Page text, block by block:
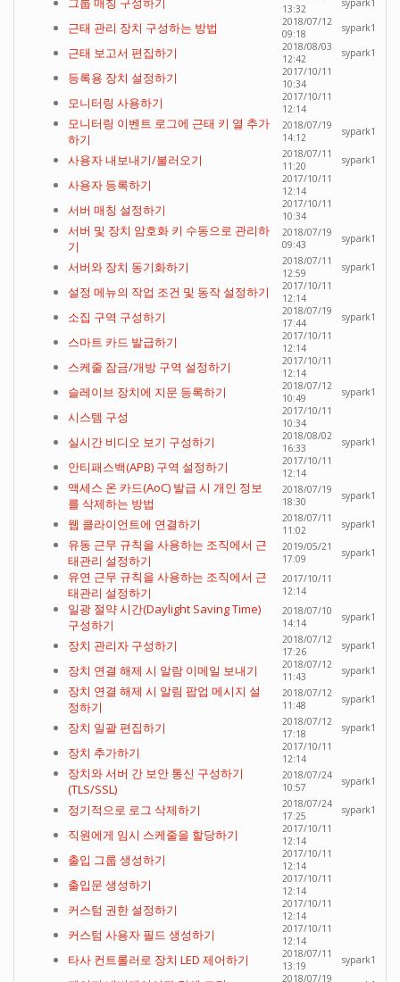
13:32
sypark1
근태 관리 장치 구성하는 방법
2018/07/12
09:18
sypark1
근태 보고서 편집하기
2018/08/03
12:42
sypark1
등록용 장치 설정하기
2017/10/11
10:34
모니터링 사용하기
2017/10/11
12:14
모니터링 이벤트 로그에 근태 키 열 추가
하기
2018/07/19
14:12
sypark1
사용자 내보내기/불러오기
2018/07/11
11:20
sypark1
사용자 등록하기
2017/10/11
12:14
서버 매칭 설정하기
2017/10/11
10:34
서버 및 장치 암호화 키 수동으로 관리하
기
2018/07/19
09:43
sypark1
서버와 장치 동기화하기
2018/07/11
12:59
sypark1
설정 메뉴의 작업 조건 및 동작 설정하기
2017/10/11
12:14
소집 구역 구성하기
2018/07/19
17:44
sypark1
스마트 카드 발급하기
2017/10/11
12:14
스케줄 잠금/개방 구역 설정하기
2017/10/11
12:14
슬레이브 장치에 지문 등록하기
2018/07/12
10:49
sypark1
시스템 구성
2017/10/11
10:34
실시간 비디오 보기 구성하기
2018/08/02
16:33
sypark1
안티패스백(APB) 구역 설정하기
2017/10/11
12:14
액세스 온 카드(AoC) 발급 시 개인 정보
를 삭제하는 방법
2018/07/19
18:30
sypark1
웹 클라이언트에 연결하기
2018/07/11
11:02
sypark1
유동 근무 규칙을 사용하는 조직에서 근
태관리 설정하기
2019/05/21
17:09
sypark1
유연 근무 규칙을 사용하는 조직에서 근
태관리 설정하기
2017/10/11
12:14
일광 절약 시간(Daylight Saving Time)
구성하기
2018/07/10
14:14
sypark1
장치 관리자 구성하기
2018/07/12
17:26
sypark1
장치 연결 해제 시 알람 이메일 보내기
2018/07/12
11:43
sypark1
장치 연결 해제 시 알림 팝업 메시지 설
정하기
2018/07/12
11:48
sypark1
장치 일괄 편집하기
2018/07/12
17:18
sypark1
장치 추가하기
2017/10/11
12:14
장치와 서버 간 보안 통신 구성하기
(TLS/SSL)
2018/07/24
10:57
sypark1
정기적으로 로그 삭제하기
2018/07/24
17:25
sypark1
직원에게 임시 스케줄을 할당하기
2017/10/11
12:14
출입 그룹 생성하기
2017/10/11
12:14
출입문 생성하기
2017/10/11
12:14
커스텀 권한 설정하기
2017/10/11
12:14
커스텀 사용자 필드 생성하기
2017/10/11
12:14
타사 컨트롤러로 장치 LED 제어하기
2018/07/11
13:19
sypark1
2018/07/19